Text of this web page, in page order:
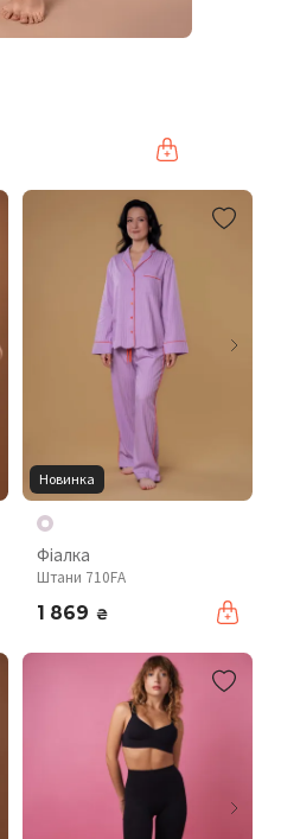
Новинка
Фіалка
Штани 710FA
1 869 ₴